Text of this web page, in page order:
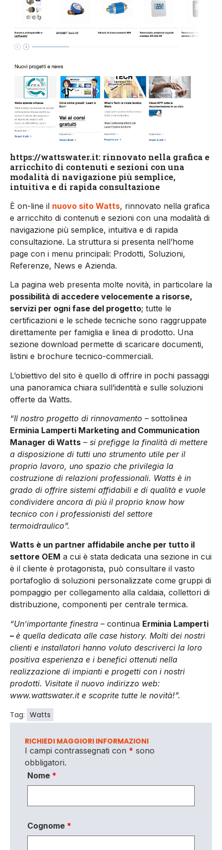
https://wattswater.it: rinnovato nella grafica e
arricchito di contenuti e sezioni con una
modalità di navigazione più semplice,
intuitiva e di rapida consultazione
È on-line il nuovo sito Watts, rinnovato nella grafica
e arricchito di contenuti e sezioni con una modalità di
navigazione più semplice, intuitiva e di rapida
consultazione. La struttura si presenta nell’home
page con i menu principali: Prodotti, Soluzioni,
Referenze, News e Azienda.
La pagina web presenta molte novità, in particolare la
possibilità di accedere velocemente a risorse,
servizi per ogni fase del progetto; tutte le
certificazioni e le schede tecniche sono raggruppate
direttamente per famiglia e linea di prodotto. Una
sezione download permette di scaricare documenti,
listini e brochure tecnico-commerciali.
L’obiettivo del sito è quello di offrire in pochi passaggi
una panoramica chiara sull’identità e sulle soluzioni
offerte da Watts.
“Il nostro progetto di rinnovamento – sottolinea
Erminia Lamperti Marketing and Communication
Manager di Watts – si prefigge la finalità di mettere
a disposizione di tutti uno strumento utile per il
proprio lavoro, uno spazio che privilegia la
costruzione di relazioni professionali. Watts è in
grado di offrire sistemi affidabili e di qualità e vuole
condividere ancora di più il proprio know how
tecnico con i professionisti del settore
termoidraulico”.
Watts è un partner affidabile anche per tutto il
settore OEM a cui è stata dedicata una sezione in cui
è il cliente è protagonista, può consultare il vasto
portafoglio di soluzioni personalizzate come gruppi di
pompaggio per collegamento alla caldaia, collettori di
distribuzione, componenti per centrale termica.
“Un’importante finestra – continua Erminia Lamperti
– è quella dedicata alle case history. Molti dei nostri
clienti e installatori hanno voluto descriverci la loro
positiva esperienza e i benefici ottenuti nella
realizzazione di impianti e progetti con i nostri
prodotti. Visitate il nuovo indirizzo web:
www.wattswater.ite scoprite tutte le novità!”.
Tag: Watts
RICHIEDI MAGGIORI INFORMAZIONI
I campi contrassegnati con * sono
obbligatori.
Nome *
Cognome *